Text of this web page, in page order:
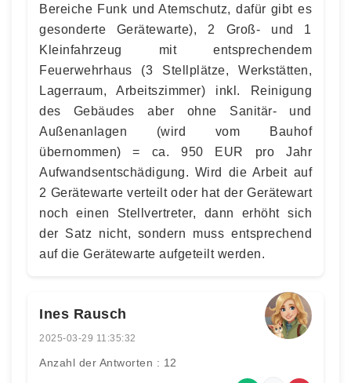
Bereiche Funk und Atemschutz, dafür gibt es
gesonderte Gerätewarte), 2 Groß- und 1
Kleinfahrzeug mit entsprechendem
Feuerwehrhaus (3 Stellplätze, Werkstätten,
Lagerraum, Arbeitszimmer) inkl. Reinigung
des Gebäudes aber ohne Sanitär- und
Außenanlagen (wird vom Bauhof
übernommen) = ca. 950 EUR pro Jahr
Aufwandsentschädigung. Wird die Arbeit auf
2 Gerätewarte verteilt oder hat der Gerätewart
noch einen Stellvertreter, dann erhöht sich
der Satz nicht, sondern muss entsprechend
auf die Gerätewarte aufgeteilt werden.
Ines Rausch
2025-03-29 11:35:32
Anzahl der Antworten : 12